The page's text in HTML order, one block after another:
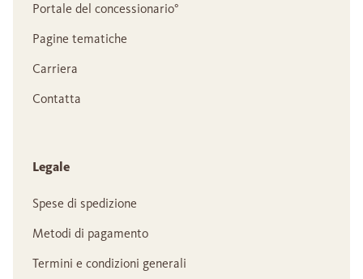
Portale del concessionario°
Pagine tematiche
Carriera
Contatta
Legale
Spese di spedizione
Metodi di pagamento
Termini e condizioni generali